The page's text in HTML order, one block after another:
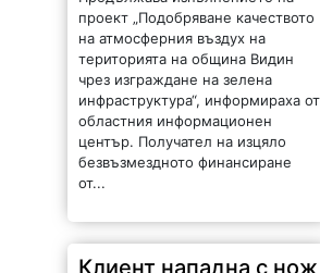
от...
Клиент нападна с нож
врачански таксиджия